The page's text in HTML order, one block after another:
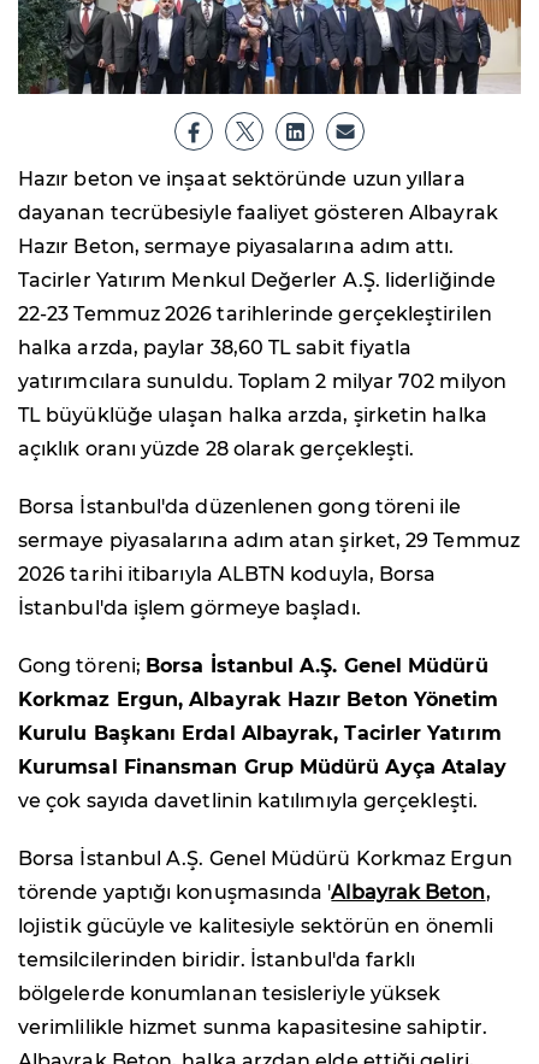
Hazır beton ve inşaat sektöründe uzun yıllara
dayanan tecrübesiyle faaliyet gösteren Albayrak
Hazır Beton, sermaye piyasalarına adım attı.
Tacirler Yatırım Menkul Değerler A.Ş. liderliğinde
22-23 Temmuz 2026 tarihlerinde gerçekleştirilen
halka arzda, paylar 38,60 TL sabit fiyatla
yatırımcılara sunuldu. Toplam 2 milyar 702 milyon
TL büyüklüğe ulaşan halka arzda, şirketin halka
açıklık oranı yüzde 28 olarak gerçekleşti.
Borsa İstanbul'da düzenlenen gong töreni ile
sermaye piyasalarına adım atan şirket, 29 Temmuz
2026 tarihi itibarıyla ALBTN koduyla, Borsa
İstanbul'da işlem görmeye başladı.
Gong töreni; Borsa İstanbul A.Ş. Genel Müdürü
Korkmaz Ergun, Albayrak Hazır Beton Yönetim
Kurulu Başkanı Erdal Albayrak, Tacirler Yatırım
Kurumsal Finansman Grup Müdürü Ayça Atalay
ve çok sayıda davetlinin katılımıyla gerçekleşti.
Borsa İstanbul A.Ş. Genel Müdürü Korkmaz Ergun
törende yaptığı konuşmasında 'Albayrak Beton,
lojistik gücüyle ve kalitesiyle sektörün en önemli
temsilcilerinden biridir. İstanbul'da farklı
bölgelerde konumlanan tesisleriyle yüksek
verimlilikle hizmet sunma kapasitesine sahiptir.